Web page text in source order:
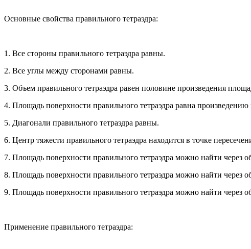
Основные свойства правильного тетраэдра:
1. Все стороны правильного тетраэдра равны.
2. Все углы между сторонами равны.
3. Объем правильного тетраэдра равен половине произведения
4. Площадь поверхности правильного тетраэдра равна
5. Диагонали правильного тетраэдра равны.
6. Центр тяжести правильного тетраэдра находится в точке
7. Площадь поверхности правильного тетраэдра можно найти через
8. Площадь поверхности правильного тетраэдра можно найти через
9. Площадь поверхности правильного тетраэдра можно найти через
Применение правильного тетраэдра: